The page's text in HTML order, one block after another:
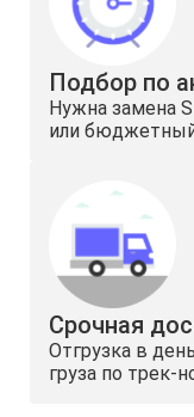
Подбор по
Нужна замена
или бюджетный
Срочная
Отгрузка в
груза по трек-